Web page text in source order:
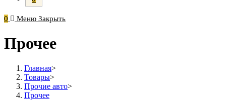
0 Меню Закрыть
Прочее
Главная>
Товары>
Прочие авто>
Прочее